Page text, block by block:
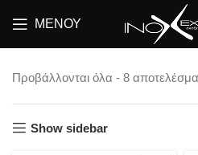
ΜΕΝΟΎ
Προβάλλονται όλα - 8
Show sidebar